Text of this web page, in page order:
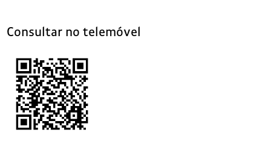
Consultar no telemóvel